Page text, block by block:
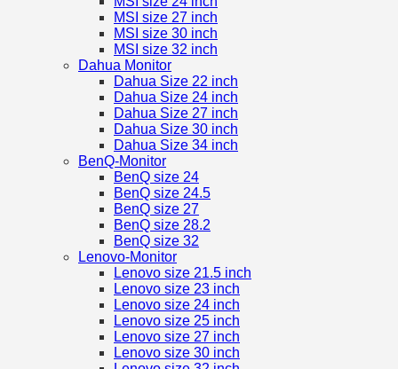
MSI size 27 inch
MSI size 30 inch
MSI size 32 inch
Dahua Monitor
Dahua Size 22 inch
Dahua Size 24 inch
Dahua Size 27 inch
Dahua Size 30 inch
Dahua Size 34 inch
BenQ-Monitor
BenQ size 24
BenQ size 24.5
BenQ size 27
BenQ size 28.2
BenQ size 32
Lenovo-Monitor
Lenovo size 21.5 inch
Lenovo size 23 inch
Lenovo size 24 inch
Lenovo size 25 inch
Lenovo size 27 inch
Lenovo size 30 inch